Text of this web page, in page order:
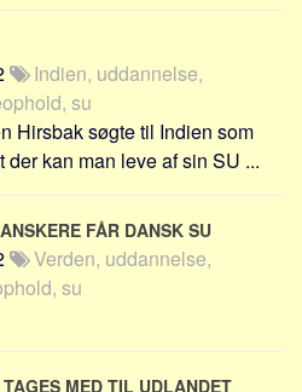
Indien, uddannelse,
su
Hirsbak søgte til Indien som
kan man leve af sin SU ...
FÅR DANSK SU
Verden, uddannelse,
su
MED TIL UDLANDET